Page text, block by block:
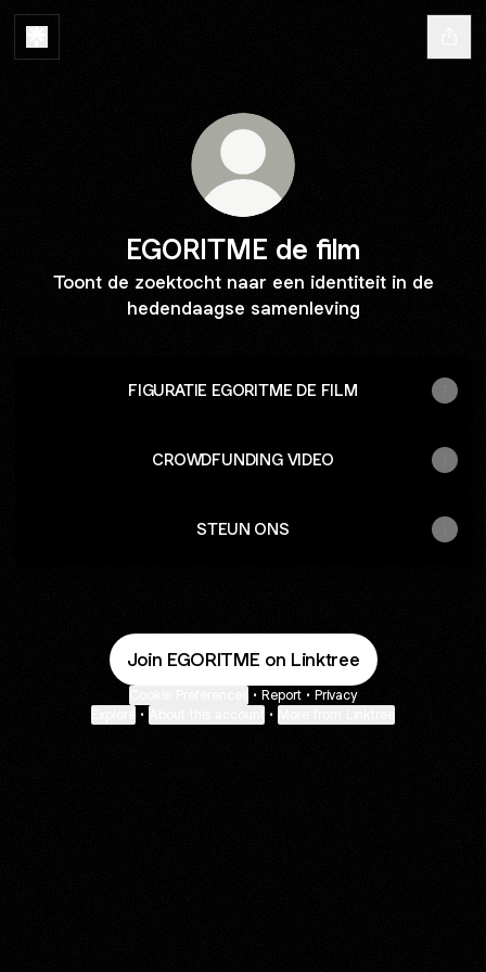
EGORITME de film
Toont de zoektocht naar een identiteit in de
hedendaagse samenleving
FIGURATIE EGORITME DE FILM
CROWDFUNDING VIDEO
STEUN ONS
Join EGORITME on Linktree
• Report • Privacy
• •